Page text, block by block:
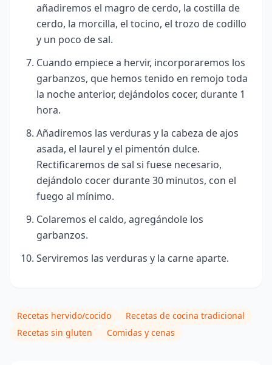
añadiremos el magro de cerdo, la costilla de
cerdo, la morcilla, el tocino, el trozo de codillo
y un poco de sal.
Cuando empiece a hervir, incorporaremos los
garbanzos, que hemos tenido en remojo toda
la noche anterior, dejándolos cocer, durante 1
hora.
Añadiremos las verduras y la cabeza de ajos
asada, el laurel y el pimentón dulce.
Rectificaremos de sal si fuese necesario,
dejándolo cocer durante 30 minutos, con el
fuego al mínimo.
Colaremos el caldo, agregándole los
garbanzos.
Serviremos las verduras y la carne aparte.
Recetas hervido/cocido
Recetas de cocina tradicional
Recetas sin gluten
Comidas y cenas